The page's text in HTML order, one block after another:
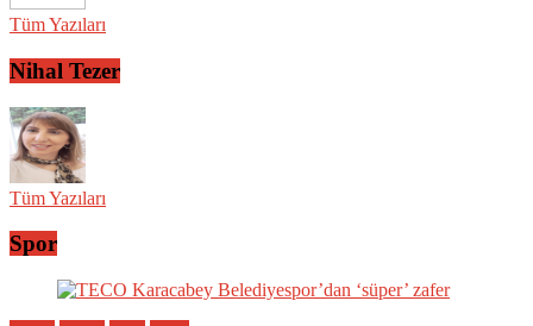
Tüm Yazıları
Nihal Tezer
Tüm Yazıları
Spor